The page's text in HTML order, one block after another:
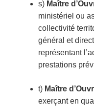
s) Maître
ministériel ou
collectivité
général et
représentant
prestations
t) Maître
exerçant en